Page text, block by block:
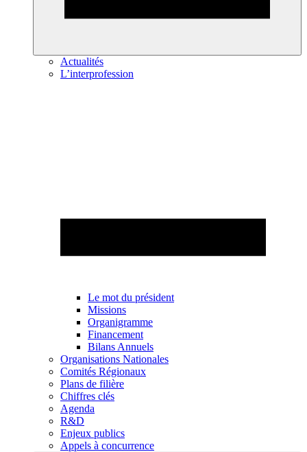
Actualités
L’interprofession
Le mot du président
Missions
Organigramme
Financement
Bilans Annuels
Organisations Nationales
Comités Régionaux
Plans de filière
Chiffres clés
Agenda
R&D
Enjeux publics
Appels à concurrence